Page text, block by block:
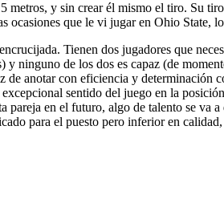
metros, y sin crear él mismo el tiro. Su
ocasiones que le vi jugar en Ohio State,
Tienen dos jugadores que
y ninguno de los dos es capaz (de
de anotar con eficiencia y determinación
sentido del juego en la
pareja en el futuro, algo de talento se va
para el puesto pero inferior en